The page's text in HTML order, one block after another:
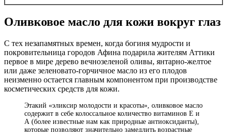
Оливковое масло для кожи вокруг глаз
С тех незапамятных времен, когда богиня мудрости и
покровительница городов Афина подарила жителям Аттики
первое в мире дерево вечнозеленой оливы, янтарно-желтое
или даже зеленовато-горчичное масло из его плодов
неизменно остается главным компонентом при производстве
косметических средств для кожи.
Этакий «эликсир молодости и красоты», оливковое масло
содержит в себе колоссальное количество витаминов Е и
А (более известные нам как природные антиоксиданты),
которые позволяют значительно замедлить возрастные